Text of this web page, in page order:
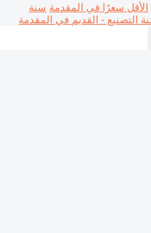
الأقل سعرًا في المقدمة سنة
التصنيع - القديم في المقدمة